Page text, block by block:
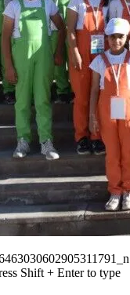
Shift + Enter to type